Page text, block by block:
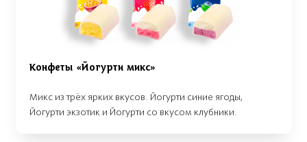
Конфеты «Йогурти микс»
Микс из трёх ярких вкусов. Йогурти синие ягоды,
Йогурти экзотик и Йогурти со вкусом клубники.